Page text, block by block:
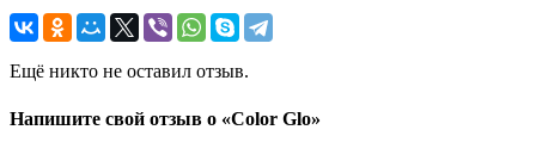
Ещё никто не оставил отзыв.
Напишите свой отзыв о «Color Glo»